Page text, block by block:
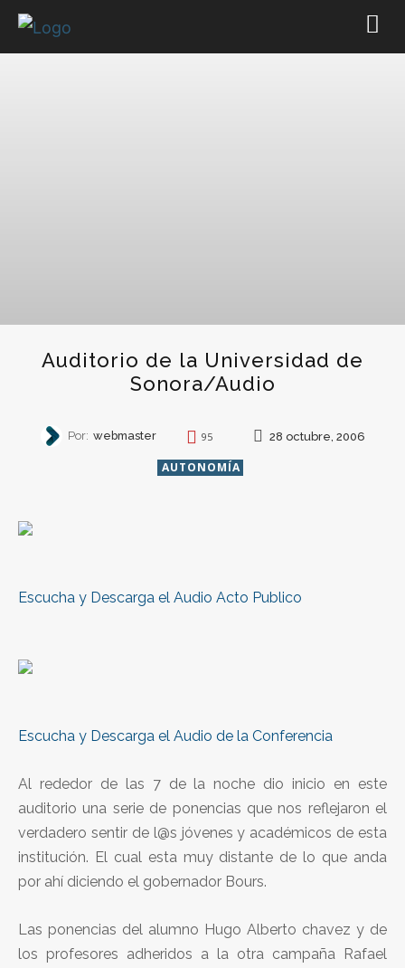
Auditorio de la Universidad de
Sonora/Audio
Por: webmaster 95 28 octubre, 2006
AUTONOMÍA
Escucha y Descarga el Audio Acto Publico
Escucha y Descarga el Audio de la Conferencia
Al rededor de las 7 de la noche dio inicio en este
auditorio una serie de ponencias que nos reflejaron el
verdadero sentir de l@s jóvenes y académicos de esta
institución. El cual esta muy distante de lo que anda
por ahí diciendo el gobernador Bours.
Las ponencias del alumno Hugo Alberto chavez y de
los profesores adheridos a la otra campaña Rafael